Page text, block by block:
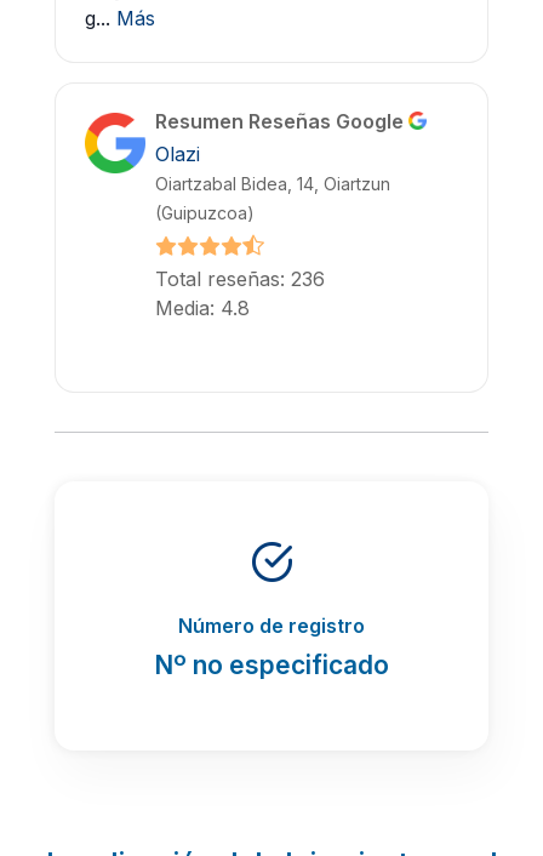
g... Más
Resumen Reseñas Google
Olazi
Oiartzabal Bidea, 14, Oiartzun
(Guipuzcoa)
Total reseñas: 236
Media: 4.8
Número de registro
Nº no especificado